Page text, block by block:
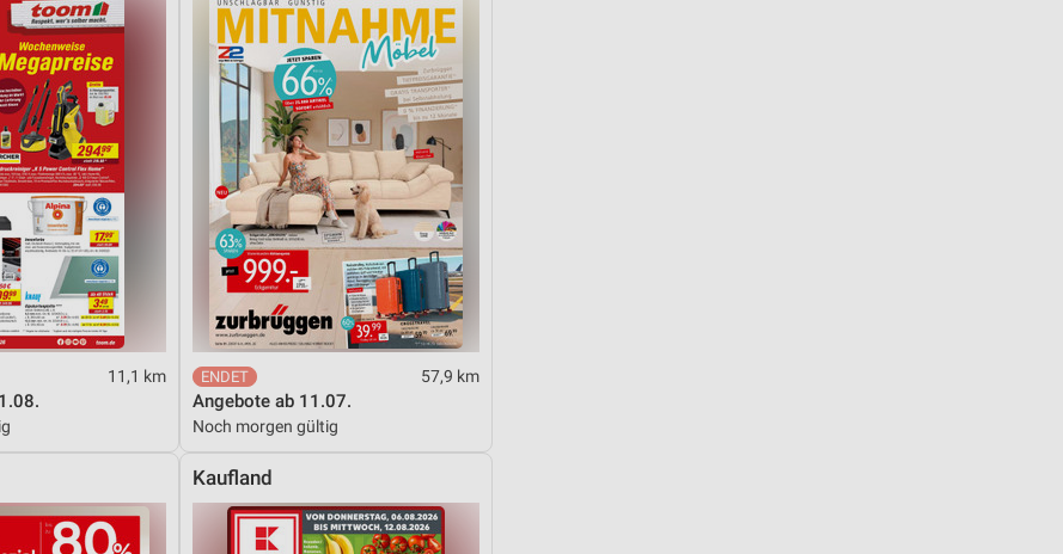
11,1 km 57,9 km
Angebote ab 11.07.
Noch morgen gültig
Kaufland